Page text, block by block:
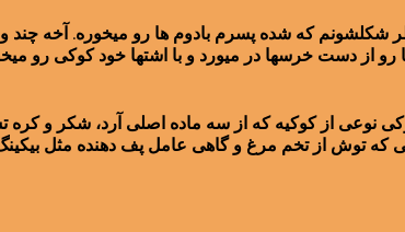
که شده پسرم بادوم ها رو میخوره. آخه چند
رو از دست خرسها در میورد و با اشتها خود
توش از تخم مرغ و گاهی عامل پف دهنده مثل